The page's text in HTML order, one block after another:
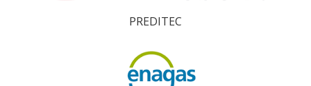
PREDITEC